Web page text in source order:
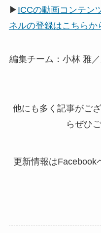
▶ ICCの動画コンテン
ネルの登録はこちらか
編集チーム：小林 雅
他にも多く記事がご
らぜひ